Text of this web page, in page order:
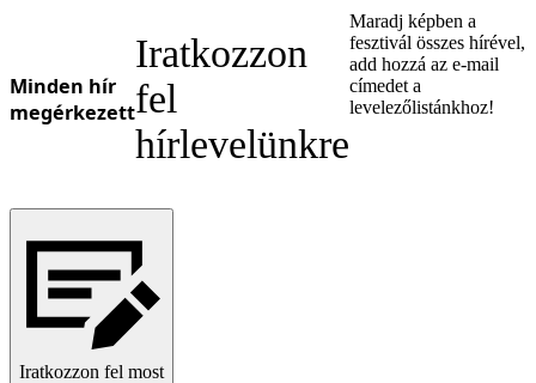
Minden hír
megérkezett
Iratkozzon
fel
hírlevelünkre
Maradj képben a
fesztivál összes hírével,
add hozzá az e-mail
címedet a
levelezőlistánkhoz!
Iratkozzon fel most